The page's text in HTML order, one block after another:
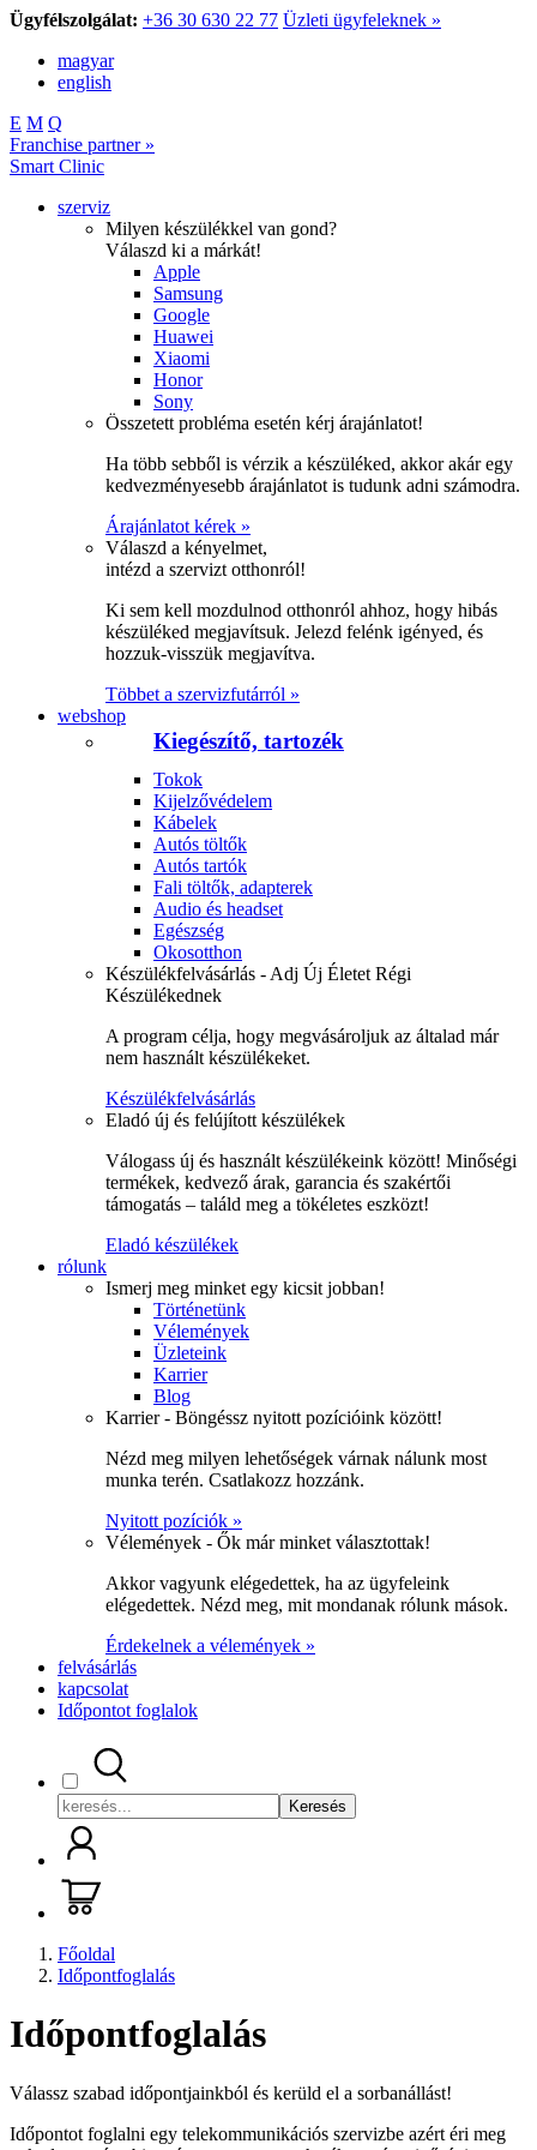
Ügyfélszolgálat: +36 30 630 22 77 Üzleti ügyfeleknek »
magyar
english
E M Q
Franchise partner »
Smart Clinic
szerviz
Milyen készülékkel van gond?
Válaszd ki a márkát!
Apple
Samsung
Google
Huawei
Xiaomi
Honor
Sony
Összetett probléma esetén kérj árajánlatot!
Ha több sebből is vérzik a készüléked, akkor akár egy
kedvezményesebb árajánlatot is tudunk adni számodra.
Árajánlatot kérek »
Válaszd a kényelmet,
intézd a szervizt otthonról!
Ki sem kell mozdulnod otthonról ahhoz, hogy hibás
készüléked megjavítsuk. Jelezd felénk igényed, és
hozzuk-visszük megjavítva.
Többet a szervizfutárról »
webshop
Kiegészítő, tartozék
Tokok
Kijelzővédelem
Kábelek
Autós töltők
Autós tartók
Fali töltők, adapterek
Audio és headset
Egészség
Okosotthon
Készülékfelvásárlás - Adj Új Életet Régi
Készülékednek
A program célja, hogy megvásároljuk az általad már
nem használt készülékeket.
Készülékfelvásárlás
Eladó új és felújított készülékek
Válogass új és használt készülékeink között! Minőségi
termékek, kedvező árak, garancia és szakértői
támogatás – találd meg a tökéletes eszközt!
Eladó készülékek
rólunk
Ismerj meg minket egy kicsit jobban!
Történetünk
Vélemények
Üzleteink
Karrier
Blog
Karrier - Böngéssz nyitott pozícióink között!
Nézd meg milyen lehetőségek várnak nálunk most
munka terén. Csatlakozz hozzánk.
Nyitott pozíciók »
Vélemények - Ők már minket választottak!
Akkor vagyunk elégedettek, ha az ügyfeleink
elégedettek. Nézd meg, mit mondanak rólunk mások.
Érdekelnek a vélemények »
felvásárlás
kapcsolat
Időpontot foglalok
Keresés
Főoldal
Időpontfoglalás
Időpontfoglalás
Válassz szabad időpontjainkból és kerüld el a sorbanállást!
Időpontot foglalni egy telekommunikációs szervizbe azért éri meg